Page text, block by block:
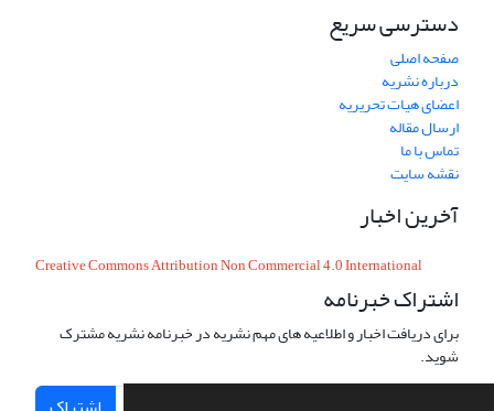
دسترسی سریع
صفحه اصلی
درباره نشریه
اعضای هیات تحریریه
ارسال مقاله
تماس با ما
نقشه سایت
آخرین اخبار
Creative Commons Attribution Non Commercial 4.0 International
اشتراک خبرنامه
برای دریافت اخبار و اطلاعیه های مهم نشریه در خبرنامه نشریه مشترک
شوید.